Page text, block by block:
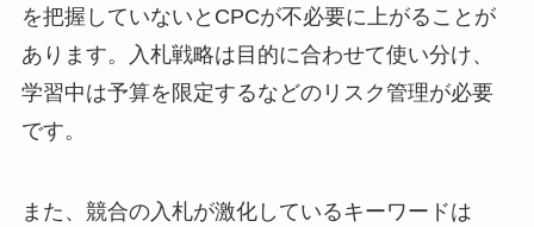
を把握していないとCPCが不必要に上がることが
あります。入札戦略は目的に合わせて使い分け、
学習中は予算を限定するなどのリスク管理が必要
です。
また、競合の入札が激化しているキーワードは